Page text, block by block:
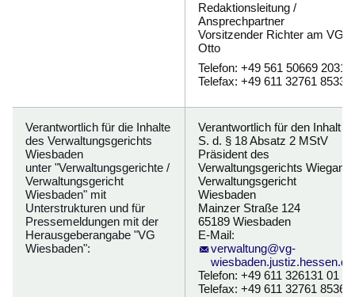
Redaktionsleitung /
Ansprechpartner
Vorsitzender Richter am VG
Otto
Telefon: +49 561 50669 2031
Telefax: +49 611 32761 8533
Verantwortlich für die Inhalte
des Verwaltungsgerichts
Wiesbaden
unter "Verwaltungsgerichte /
Verwaltungsgericht
Wiesbaden" mit
Unterstrukturen und für
Pressemeldungen mit der
Herausgeberangabe "VG
Wiesbaden":
Verantwortlich für den Inhalt i.
S. d. § 18 Absatz 2 MStV
Präsident des
Verwaltungsgerichts Wiegand
Verwaltungsgericht
Wiesbaden
Mainzer Straße 124
65189 Wiesbaden
E-Mail:
verwaltung@vg-
wiesbaden.justiz.hessen.de
Telefon: +49 611 326131 01
Telefax: +49 611 32761 8536